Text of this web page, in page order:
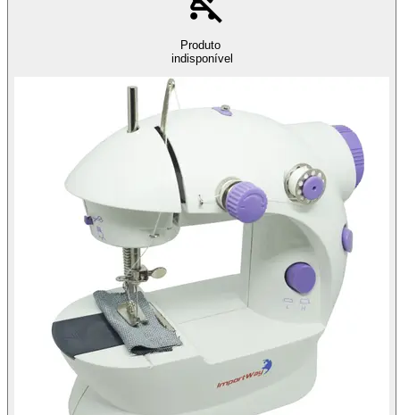
Produto
indisponível